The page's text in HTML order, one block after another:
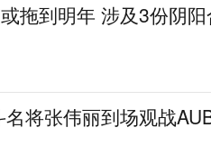
拖到明年 涉及3份阴
将张伟丽到场观战